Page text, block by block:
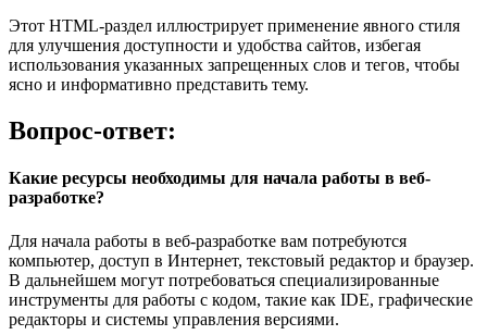
Этот HTML-раздел иллюстрирует применение явного стиля
для улучшения доступности и удобства сайтов, избегая
использования указанных запрещенных слов и тегов, чтобы
ясно и информативно представить тему.
Вопрос-ответ:
Какие ресурсы необходимы для начала работы в веб-
разработке?
Для начала работы в веб-разработке вам потребуются
компьютер, доступ в Интернет, текстовый редактор и браузер.
В дальнейшем могут потребоваться специализированные
инструменты для работы с кодом, такие как IDE, графические
редакторы и системы управления версиями.